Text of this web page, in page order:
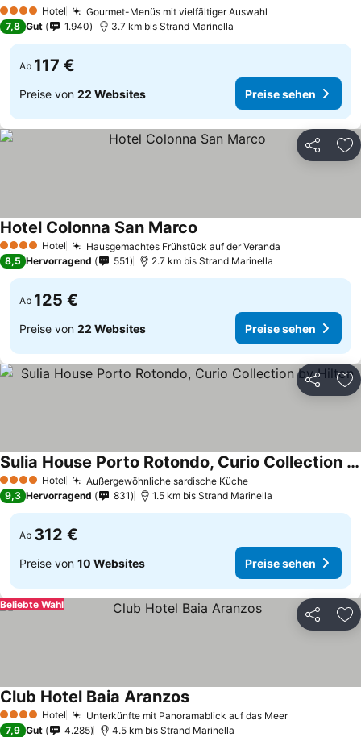
4 Sterne Hotel Gourmet-Menüs mit vielfältiger Auswahl
7,8 Gut 1.940 3.7 km bis Strand Marinella
Ab 117 €
Preise von 22 Websites Preise sehen
Teilen
4 Sterne Hotel Hausgemachtes Frühstück auf der Veranda
Hotel Colonna San Marco
8,5 Hervorragend 551 2.7 km bis Strand Marinella
Ab 125 €
Preise von 22 Websites Preise sehen
Teilen
4 Sterne Hotel Außergewöhnliche sardische Küche
Sulia House Porto Rotondo, Curio Collection by Hilton
9,3 Hervorragend 831 1.5 km bis Strand Marinella
Ab 312 €
Preise von 10 Websites Preise sehen
Teilen
Beliebte Wahl
4 Sterne Hotel Unterkünfte mit Panoramablick auf das Meer
Club Hotel Baia Aranzos
7,9 Gut 4.285 4.5 km bis Strand Marinella